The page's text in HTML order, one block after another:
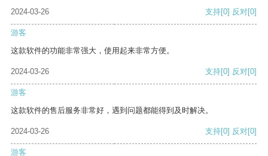
2024-03-26
支持[0] 反对[0]
游客
这款软件的功能非常强大，使用起来非常方便。
2024-03-26 支持[0] 反对[0]
游客
这款软件的售后服务非常好，遇到问题都能得到及时解决。
2024-03-26 支持[0] 反对[0]
游客